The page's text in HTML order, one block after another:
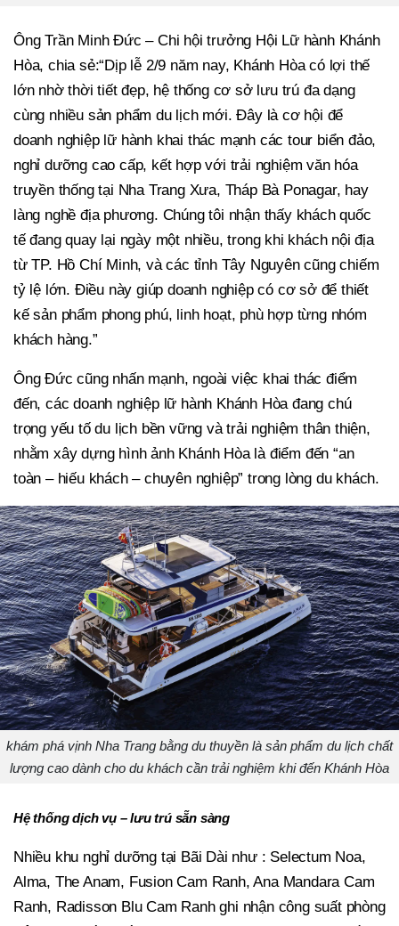
Ông Trần Minh Đức – Chi hội trưởng Hội Lữ hành Khánh
Hòa, chia sẻ:“Dịp lễ 2/9 năm nay, Khánh Hòa có lợi thế
lớn nhờ thời tiết đẹp, hệ thống cơ sở lưu trú đa dạng
cùng nhiều sản phẩm du lịch mới. Đây là cơ hội để
doanh nghiệp lữ hành khai thác mạnh các tour biển đảo,
nghỉ dưỡng cao cấp, kết hợp với trải nghiệm văn hóa
truyền thống tại Nha Trang Xưa, Tháp Bà Ponagar, hay
làng nghề địa phương. Chúng tôi nhận thấy khách quốc
tế đang quay lại ngày một nhiều, trong khi khách nội địa
từ TP. Hồ Chí Minh, và các tỉnh Tây Nguyên cũng chiếm
tỷ lệ lớn. Điều này giúp doanh nghiệp có cơ sở để thiết
kế sản phẩm phong phú, linh hoạt, phù hợp từng nhóm
khách hàng.”
Ông Đức cũng nhấn mạnh, ngoài việc khai thác điểm
đến, các doanh nghiệp lữ hành Khánh Hòa đang chú
trọng yếu tố du lịch bền vững và trải nghiệm thân thiện,
nhằm xây dựng hình ảnh Khánh Hòa là điểm đến “an
toàn – hiếu khách – chuyên nghiệp” trong lòng du khách.
khám phá vịnh Nha Trang bằng du thuyền là sản phẩm du lịch chất
lượng cao dành cho du khách cần trải nghiệm khi đến Khánh Hòa
Hệ thống dịch vụ – lưu trú sẵn sàng
Nhiều khu nghỉ dưỡng tại Bãi Dài như : Selectum Noa,
Alma, The Anam, Fusion Cam Ranh, Ana Mandara Cam
Ranh, Radisson Blu Cam Ranh ghi nhận công suất phòng